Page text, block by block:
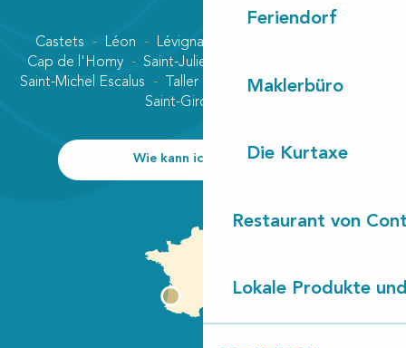
Feriendorf
Maklerbüro
Die Kurtaxe
Restaurant von
Lokale Produkte
Castets Léon Lévignacq
Cap de l'Homy
Saint-Julien-en-Born
Saint-Michel Escalus
Taller
Vielle-Saint-Girons
Saint-Girons plage
Wie kann ich kommen?